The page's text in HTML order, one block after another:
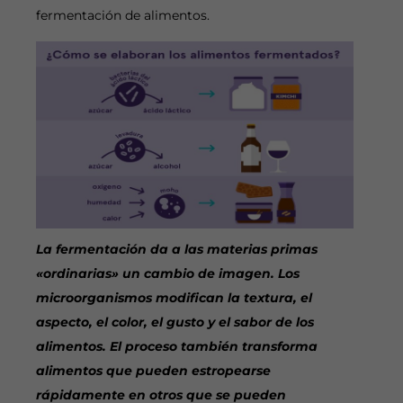
fermentación de alimentos.
La fermentación da a las materias primas
«ordinarias» un cambio de imagen. Los
microorganismos modifican la textura, el
aspecto, el color, el gusto y el sabor de los
alimentos. El proceso también transforma
alimentos que pueden estropearse
rápidamente en otros que se pueden